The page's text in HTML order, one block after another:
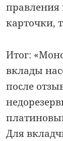
правления
карточки,
Итог:
вклады
после
Для